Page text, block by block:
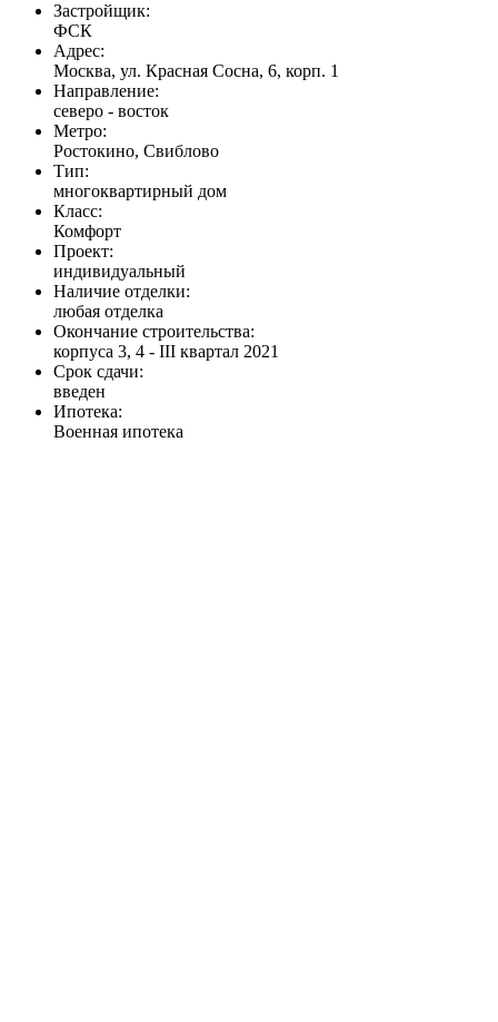
Застройщик:
ФСК
Адрес:
Москва, ул. Красная Сосна, 6, корп. 1
Направление:
северо - восток
Метро:
Ростокино, Свиблово
Тип:
многоквартирный дом
Класс:
Комфорт
Проект:
индивидуальный
Наличие отделки:
любая отделка
Окончание строительства:
корпуса 3, 4 - III квартал 2021
Срок сдачи:
введен
Ипотека:
Военная ипотека